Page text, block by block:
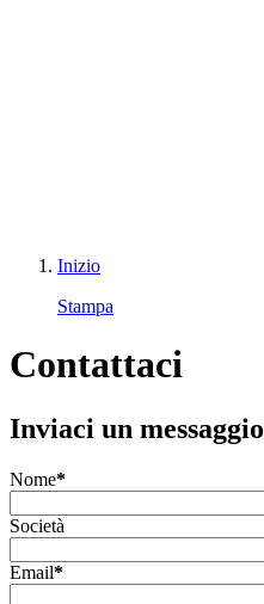
Inizio
Stampa
Contattaci
Inviaci un messaggio
Nome*
Società
Email*